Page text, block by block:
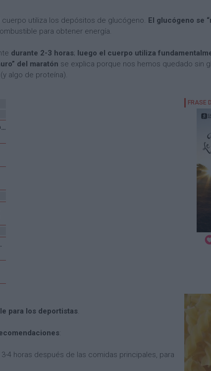
utiliza los depósitos de glucógeno. El glucógeno se
para obtener energía.
durante 2-3 horas; luego el cuerpo utiliza
del maratón se explica porque nos hemos quedado sin
algo de proteína).
XXX CARRERA POPULAR DE GODELLETA
para los deportistas.
:
4 horas después de las comidas principales, para